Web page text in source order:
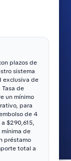
plazos de
sistema
exclusiva de
de
un mínimo
para
de 4
$290,615,
de
préstamo
total a